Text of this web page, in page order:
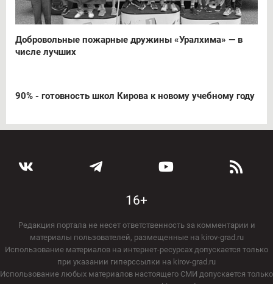
Добровольные пожарные дружины «Уралхима» — в
числе лучших
90% - готовность школ Кирова к новому учебному году
16+
Редакция портала не несет ответственность за комментарии и
материалы пользователей, размещенные на kirov-grad.ru
Использование материалов на интернет-ресурсах допускается только
при указании гиперссылки на kirov-grad.ru
Использование любых материалов настоящего СМИ допускается только